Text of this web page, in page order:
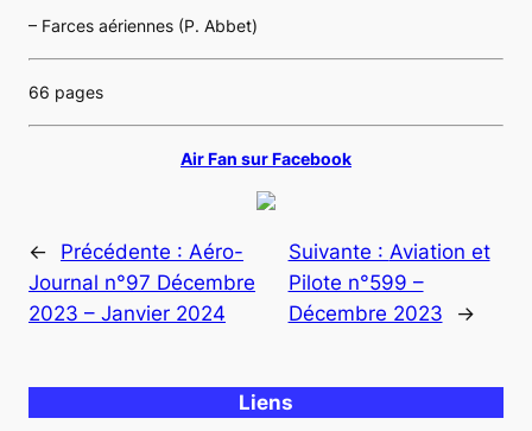
– Farces aériennes (P. Abbet)
66 pages
Air Fan sur Facebook
← Précédente : Aéro-
Journal n°97 Décembre
2023 – Janvier 2024
Suivante : Aviation et
Pilote n°599 –
Décembre 2023
→
Liens